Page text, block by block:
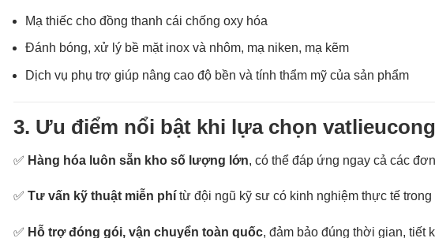
Mạ thiếc cho đồng thanh cái chống oxy hóa
Đánh bóng, xử lý bề mặt inox và nhôm, mạ niken, mạ kẽm
Dịch vụ phụ trợ giúp nâng cao độ bền và tính thẩm mỹ của sản phẩm
3. Ưu điểm nổi bật khi lựa chọn
✅ Hàng hóa luôn sẵn kho số lượng lớn, có thể đáp ứng ngay cả các
✅ Tư vấn kỹ thuật miễn phí từ đội ngũ kỹ sư có kinh nghiệm thực tế
✅ Hỗ trợ đóng gói, vận chuyển toàn quốc, đảm bảo đúng thời gian, tiết